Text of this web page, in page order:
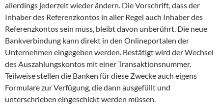
allerdings jederzeit wieder ändern. Die Vorschrift, dass der
Inhaber des Referenzkontos in aller Regel auch Inhaber des
Referenzkontos sein muss, bleibt davon unberührt. Die neue
Bankverbindung kann direkt in den Onlineportalen der
Unternehmen eingegeben werden. Bestätigt wird der Wechsel
des Auszahlungskontos mit einer Transaktionsnummer.
Teilweise stellen die Banken für diese Zwecke auch eigens
Formulare zur Verfügung, die dann ausgefüllt und
unterschrieben eingeschickt werden müssen.